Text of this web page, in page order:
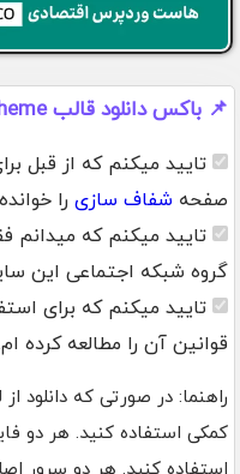
📌 باکس دانلود قالب BeTheme
تایید میکنم که از قبل
صفحه شفاف سازی را
تایید میکنم که میدانم
گروه شبکه اجتماعی این
تایید میکنم که برای
قوانین آن را مطالعه کرده
راهنما: در صورتی که دانلود
کمکی استفاده کنید. هر دو